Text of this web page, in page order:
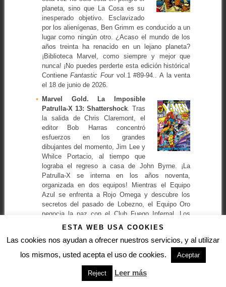
planeta, sino que La Cosa es su
inesperado objetivo. Esclavizado
por los alienígenas, Ben Grimm es conducido a un
lugar como ningún otro. ¿Acaso el mundo de los
años treinta ha renacido en un lejano planeta?
¡Biblioteca Marvel, como siempre y mejor que
nunca! ¡No puedes perderte esta edición histórica!
ContieneFantastic Fourvol.1 #89-94.. A la venta
el 18 de junio de 2026.
Marvel Gold. La Imposible
Patrulla-X 13: Shattershock. Tras
la salida de Chris Claremont, el
editor Bob Harras concentró
esfuerzos en los grandes
dibujantes del momento, Jim Lee y
Whilce Portacio, al tiempo que
lograba el regreso a casa de John Byrne. ¡La
Patrulla-X se interna en los años noventa,
organizada en dos equipos! Mientras el Equipo
Azul se enfrenta a Rojo Omega y descubre los
secretos del pasado de Lobezno, el Equipo Oro
negocia la paz con el Club Fuego Infernal. Los
Centinelas no están invitados a la fiesta, pero todo
hombre llamado Bishop, nacido para idolatrar a La
Patrulla-X… y que ahora se convertirá en uno de
ellos. Y también: el Motorista Fantasma echa una
mano ardiente ante el regreso de El Nido y te
ofrecemos la primera gran saga con los dos
ESTA WEB USA COOKIES
Las cookies nos ayudan a ofrecer nuestros servicios, y al utilizar
los mismos, usted acepta el uso de cookies.
Aceptar
Reject Leer más